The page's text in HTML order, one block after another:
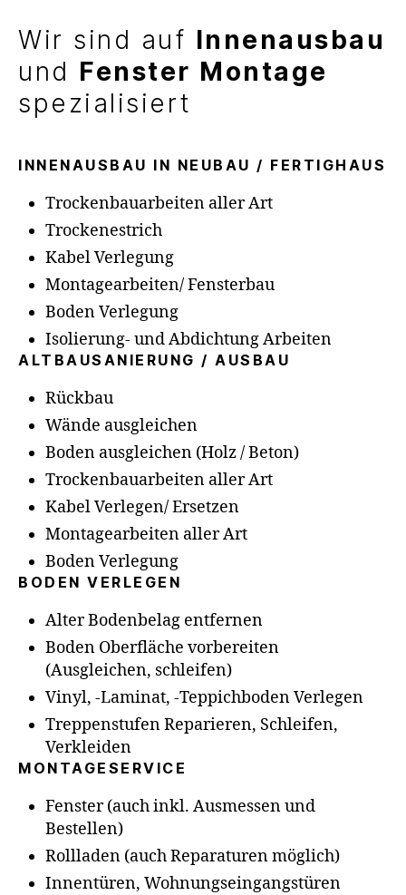
Wir sind auf Innenausbau
und Fenster Montage
spezialisiert
INNENAUSBAU IN NEUBAU / FERTIGHAUS
Trockenbauarbeiten aller Art
Trockenestrich
Kabel Verlegung
Montagearbeiten/ Fensterbau
Boden Verlegung
Isolierung- und Abdichtung Arbeiten
ALTBAUSANIERUNG / AUSBAU
Rückbau
Wände ausgleichen
Boden ausgleichen (Holz / Beton)
Trockenbauarbeiten aller Art
Kabel Verlegen/ Ersetzen
Montagearbeiten aller Art
Boden Verlegung
BODEN VERLEGEN
Alter Bodenbelag entfernen
Boden Oberfläche vorbereiten
(Ausgleichen, schleifen)
Vinyl, -Laminat, -Teppichboden Verlegen
Treppenstufen Reparieren, Schleifen,
Verkleiden
MONTAGESERVICE
Fenster (auch inkl. Ausmessen und
Bestellen)
Rollladen (auch Reparaturen möglich)
Innentüren, Wohnungseingangstüren